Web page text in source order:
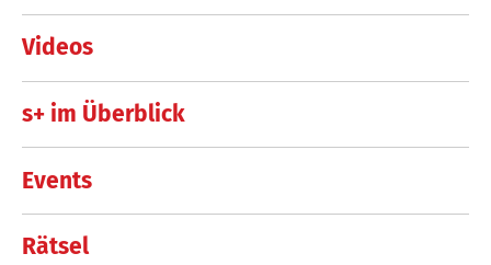
Videos
s+ im Überblick
Events
Rätsel